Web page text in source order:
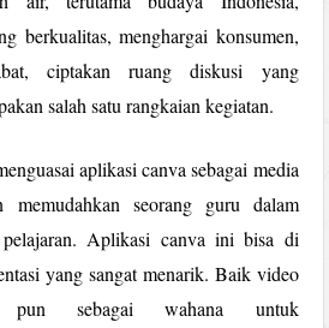
berkualitas, menghargai konsumen,
ciptakan ruang diskusi yang
salah satu rangkaian kegiatan.
aplikasi canva sebagai media
memudahkan seorang guru dalam
pelajaran. Aplikasi canva ini bisa di
yang sangat menarik. Baik video
pun sebagai wahana untuk